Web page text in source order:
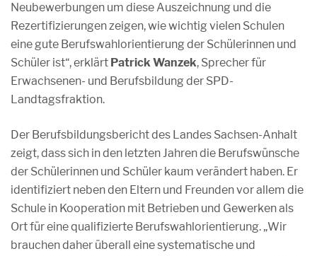
Neubewerbungen um diese Auszeichnung und die
Rezertifizierungen zeigen, wie wichtig vielen Schulen
eine gute Berufswahlorientierung der Schülerinnen und
Schüler ist“, erklärt Patrick Wanzek, Sprecher für
Erwachsenen- und Berufsbildung der SPD-
Landtagsfraktion.
Der Berufsbildungsbericht des Landes Sachsen-Anhalt
zeigt, dass sich in den letzten Jahren die Berufswünsche
der Schülerinnen und Schüler kaum verändert haben. Er
identifiziert neben den Eltern und Freunden vor allem die
Schule in Kooperation mit Betrieben und Gewerken als
Ort für eine qualifizierte Berufswahlorientierung. „Wir
brauchen daher überall eine systematische und